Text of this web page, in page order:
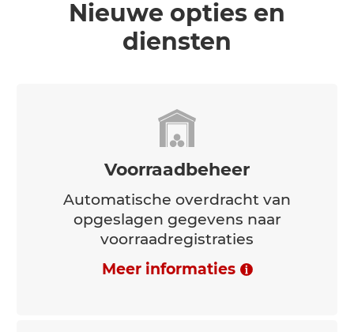
Nieuwe opties en
diensten